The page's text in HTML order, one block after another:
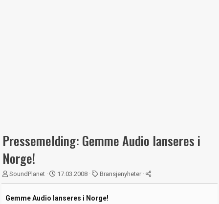
Pressemelding: Gemme Audio lanseres i
Norge!
T
r
d
SoundPlanet
S
t
r
17.03.2008
K
a
e
Bransjenyheter
Gemme Audio lanseres i Norge!